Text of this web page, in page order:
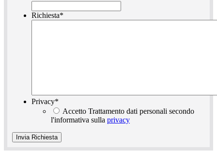
Richiesta*
Privacy*
Accetto Trattamento dati personali secondo
l'informativa sulla privacy